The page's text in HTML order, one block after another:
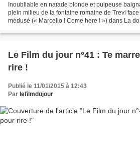
Inoubliable en naïade blonde et pulpeuse
plein milieu de la fontaine romaine de Trevi
médusé (« Marcello ! Come here ! ») dans La
Le Film du jour n°41 : Te
rire !
Publié le 11/01/2015 à 12:43
Par lefilmdujour